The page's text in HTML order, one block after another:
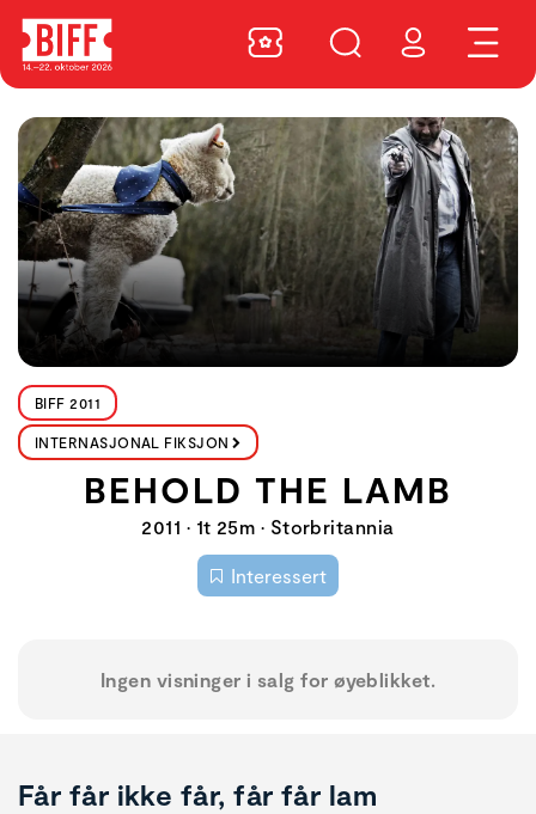
BIFF 2011
INTERNASJONAL FIKSJON
BEHOLD THE LAMB
2011 • 1t 25m • Storbritannia
Interessert
Ingen visninger i salg for øyeblikket.
Får får ikke får, får får lam